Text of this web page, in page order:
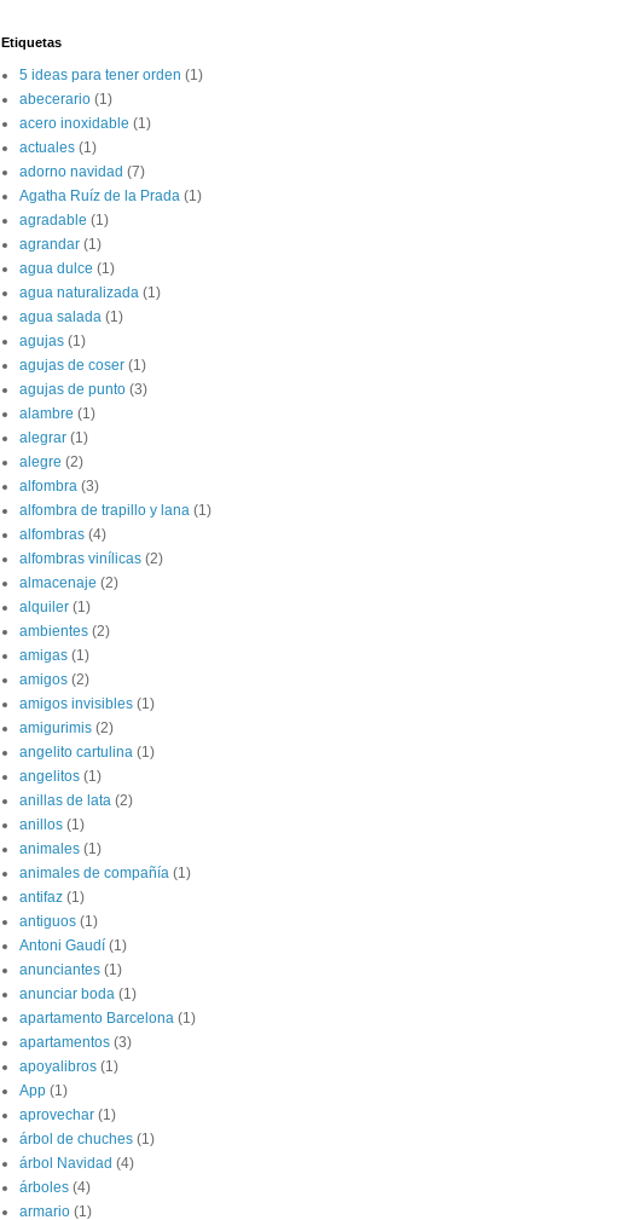
Etiquetas
5 ideas para tener orden (1)
abecerario (1)
acero inoxidable (1)
actuales (1)
adorno navidad (7)
Agatha Ruíz de la Prada (1)
agradable (1)
agrandar (1)
agua dulce (1)
agua naturalizada (1)
agua salada (1)
agujas (1)
agujas de coser (1)
agujas de punto (3)
alambre (1)
alegrar (1)
alegre (2)
alfombra (3)
alfombra de trapillo y lana (1)
alfombras (4)
alfombras vinílicas (2)
almacenaje (2)
alquiler (1)
ambientes (2)
amigas (1)
amigos (2)
amigos invisibles (1)
amigurimis (2)
angelito cartulina (1)
angelitos (1)
anillas de lata (2)
anillos (1)
animales (1)
animales de compañía (1)
antifaz (1)
antiguos (1)
Antoni Gaudí (1)
anunciantes (1)
anunciar boda (1)
apartamento Barcelona (1)
apartamentos (3)
apoyalibros (1)
App (1)
aprovechar (1)
árbol de chuches (1)
árbol Navidad (4)
árboles (4)
armario (1)